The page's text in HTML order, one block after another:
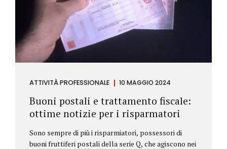
ATTIVITÀ PROFESSIONALE 10 MAGGIO 2024
Buoni postali e trattamento fiscale:
ottime notizie per i risparmatori
Sono sempre di più i risparmiatori, possessori di
buoni fruttiferi postali della serie Q, che agiscono nei